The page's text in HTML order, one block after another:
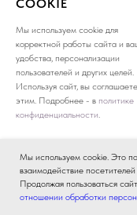
Мы используем cookie. Это
взаимодействие
Продолжая пользоваться
отношении обработки
Главная
COOKIE
Мы используем cookie для
корректной работы сайта и
удобства, персонализации
пользователей и других целей.
Используя сайт, вы
этим. Подробнее - в политике
конфиденциальности.